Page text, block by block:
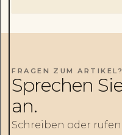
FRAGEN ZUM ARTIKEL?
Sprechen
an.
Schreiben oder